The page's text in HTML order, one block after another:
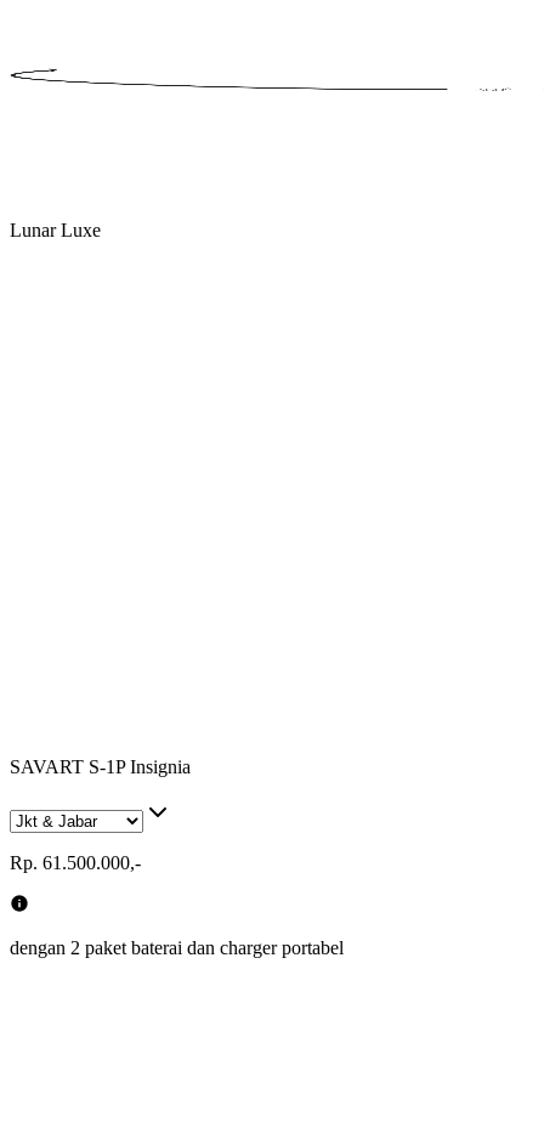
Lunar Luxe
SAVART S-1P Insignia
Rp. 61.500.000,-
dengan 2 paket baterai dan charger portabel